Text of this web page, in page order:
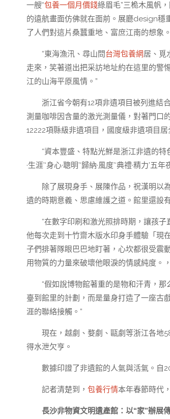
一艘“包養一個月價錢綠眉毛”三桅木風帆
的遠航畫面仿佛就在面前。展廳design穩
了人們對這片桑蠶重地、富庶江南的想象。
“東海漁汛、尋山問台灣包養網居、覓
走來，笑著道出把采訪地址約在這里的警
江的山海平原風情。”
浙江省今朝有12項非遺項目被列進結
測量咖啡因含量的激光測量儀，對著門口
12222項縣級非遺項目，國度級非遺項目居
“資本豐盛、特點光鮮是浙江非遺的特
·生涯’‘身心·聰明’‘歸納·風度’‘典禮·精力’
除了展現身手、展陳作品，祝漢明以
遺的時期意義、思慮維護之道。館里還設
“在數字印刷和激光照排時期，讓孩
他每次走到十竹齋木版水印身手體驗「現
子們排著隊眼巴巴地盯著，心坎都很受震
用物質的力量來破壞他眼淚的情感純度。
“假如說博物館著重的是物和汗青，
臺到館里的計劃，而是量身打造了一座古
涯的聯絡接觸。”
現在，越劇、婺劇、甌劇等浙江各地
得水泄欠亨。
數據印證了非遺館的人氣與活氣。自
記者清楚到， 包養行情本年春節時代
長沙非物資文明遺產館：以“家”辦展